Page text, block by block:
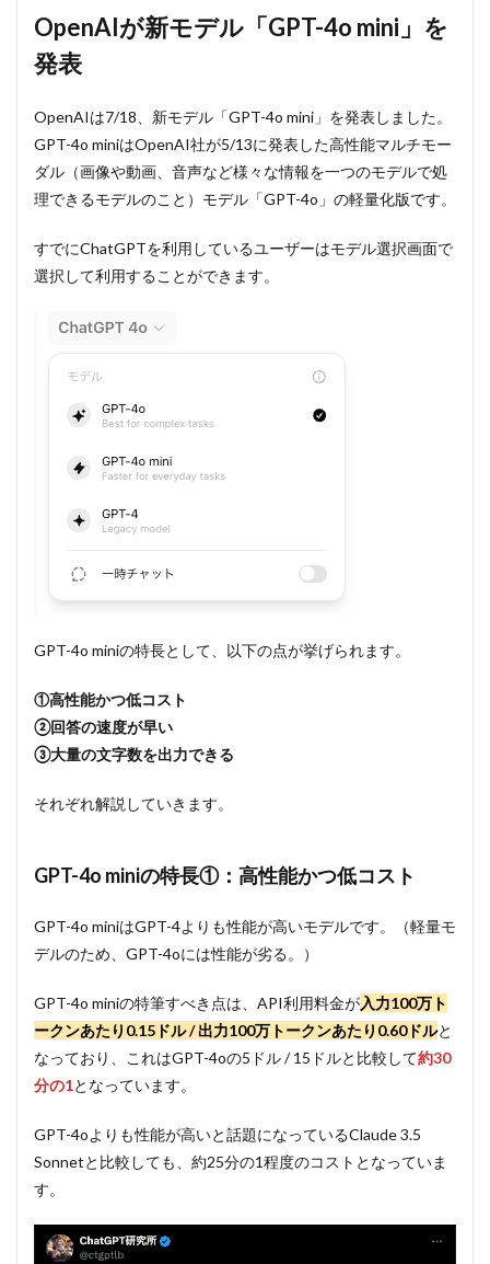
「GPT-
4o
mini」
1.1
GPT-
4o
mini
の特
①：
高性
コス
1.2
GPT-
4o
の特
答速
早い
1.3
4o
mini
長
③：
一度
に大
文字
る
企業
の
導入
にお
ける
コス
題を
へ
OpenAIが新モデル「GPT-4o mini」を
発表
OpenAIは7/18、新モデル「GPT-4o mini」を発表しました。
GPT-4o miniはOpenAI社が5/13に発表した高性能マルチモー
ダル（画像や動画、音声など様々な情報を一つのモデルで処
理できるモデルのこと）モデル「GPT-4o」の軽量化版です。
すでにChatGPTを利用しているユーザーはモデル選択画面で
選択して利用することができます。
GPT-4o miniの特長として、以下の点が挙げられます。
①高性能かつ低コスト
②回答の速度が早い
③大量の文字数を出力できる
それぞれ解説していきます。
GPT-4o miniの特長①：高性能かつ低コスト
GPT-4o miniはGPT-4よりも性能が高いモデルです。（軽量モ
デルのため、GPT-4oには性能が劣る。）
GPT-4o miniの特筆すべき点は、API利用料金が入力100万ト
ークンあたり0.15ドル / 出力100万トークンあたり0.60ドルと
なっており、これはGPT-4oの5ドル / 15ドルと比較して約30
分の1となっています。
GPT-4oよりも性能が高いと話題になっているClaude 3.5
Sonnetと比較しても、約25分の1程度のコストとなっていま
す。